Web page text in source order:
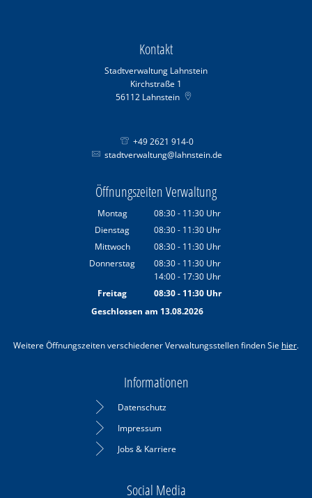
Kontakt
Stadtverwaltung Lahnstein
Kirchstraße 1
56112 Lahnstein
+49 2621 914-0
stadtverwaltung@lahnstein.de
Öffnungszeiten Verwaltung
Montag 08:30- 11:30 Uhr
Von 08:30 bis 11:30 Uhr
Dienstag 08:30- 11:30 Uhr
Von 08:30 bis 11:30 Uhr
Mittwoch 08:30- 11:30 Uhr
Von 08:30 bis 11:30 Uhr
Donnerstag 08:30- 11:30 Uhr
Von 08:30 bis 11:30 Uhr
14:00- 17:30 Uhr
Von 14:00 bis 17:30 Uhr
Freitag 08:30- 11:30Uhr
Von 08:30 bis 11:30 Uhr
Geschlossen am 13.08.2026
Weitere Öffnungszeiten verschiedener Verwaltungsstellen finden Sie hier.
Informationen
Datenschutz
Impressum
Jobs & Karriere
Social Media